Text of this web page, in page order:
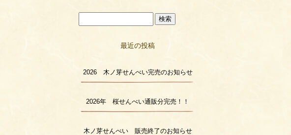
最近の投稿
2026 木ノ芽せんべい完売のお知らせ
2026年 桜せんべい通販分完売！！
木ノ芽せんべい 販売終了のお知らせ